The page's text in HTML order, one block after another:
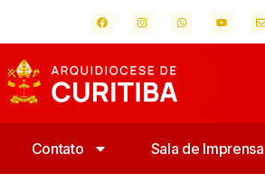
Contato Sala de Imprensa